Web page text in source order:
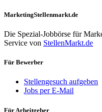
MarketingStellenmarkt.de
Die Spezial-Jobbörse für
Service von StellenMarkt.de
Für Bewerber
Stellengesuch aufgeben
Jobs per E-Mail
Für Arbeitgeber